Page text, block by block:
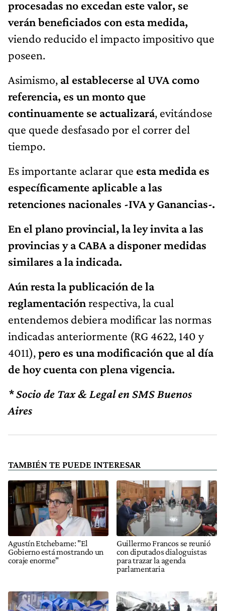
procesadas no excedan este valor, se
verán beneficiados con esta medida,
viendo reducido el impacto impositivo que
poseen.
Asimismo, al establecerse al UVA como
referencia, es un monto que
continuamente se actualizará, evitándose
que quede desfasado por el correr del
tiempo.
Es importante aclarar que esta medida es
específicamente aplicable a las
retenciones nacionales -IVA y Ganancias-.
En el plano provincial, la ley invita a las
provincias y a CABA a disponer medidas
similares a la indicada.
Aún resta la publicación de la
reglamentaciónrespectiva, la cual
entendemos debiera modificar las normas
indicadas anteriormente (RG 4622, 140 y
4011),pero es una modificación que al día
de hoy cuenta con plena vigencia.
* Socio de Tax & Legal en SMS Buenos
Aires
TAMBIÉN TE PUEDE INTERESAR
Agustín Etchebarne: "El
Gobierno está mostrando un
coraje enorme"
Guillermo Francos se reunió
con diputados dialoguistas
para trazar la agenda
parlamentaria